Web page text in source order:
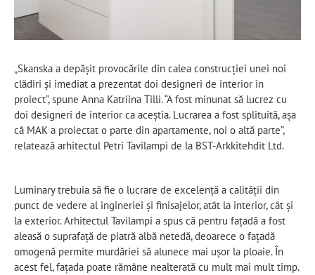
„Skanska a depășit provocările din calea construcției unei noi
clădiri și imediat a prezentat doi designeri de interior în
proiect”, spune Anna Katriina Tilli. “A fost minunat să lucrez cu
doi designeri de interior ca aceștia. Lucrarea a fost splituită, așa
că MAK a proiectat o parte din apartamente, noi o altă parte”,
relatează arhitectul Petri Tavilampi de la BST-Arkkitehdit Ltd.
Luminary trebuia să fie o lucrare de excelență a calității din
punct de vedere al ingineriei și finisajelor, atât la interior, cât și
la exterior. Arhitectul Tavilampi a spus că pentru fațadă a fost
aleasă o suprafață de piatră albă netedă, deoarece o fațadă
omogenă permite murdăriei să alunece mai ușor la ploaie. În
acest fel, fațada poate rămâne nealterată cu mult mai mult timp.